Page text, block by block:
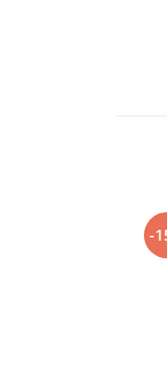
-